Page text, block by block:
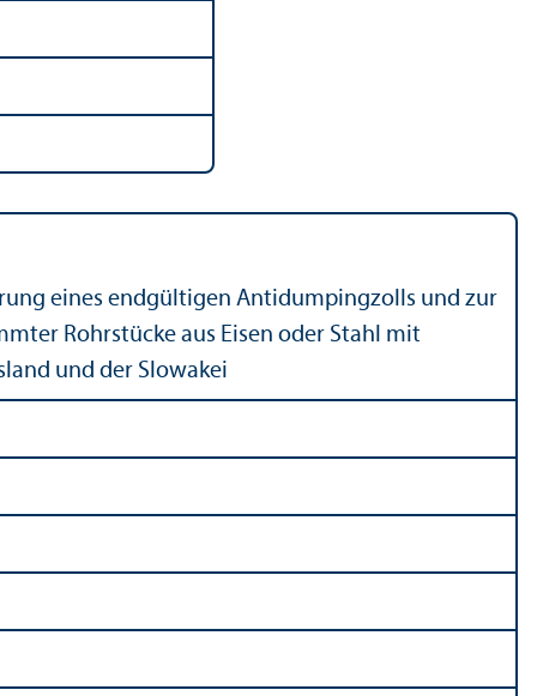
eines endgültigen Antidumpingzolls und zur
Rohrstücke aus Eisen oder Stahl mit
und der Slowakei